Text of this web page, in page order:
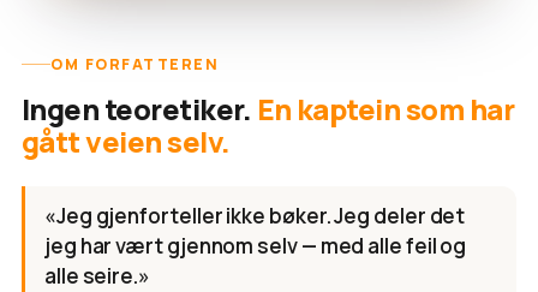
OM FORFATTEREN
Ingen teoretiker. En kaptein som har
gått veien selv.
«Jeg gjenforteller ikke bøker. Jeg deler det
jeg har vært gjennom selv — med alle feil og
alle seire.»